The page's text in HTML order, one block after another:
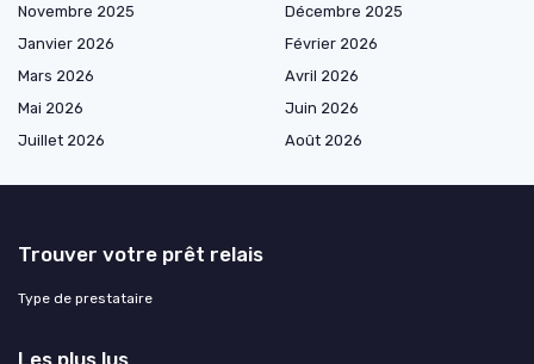
Novembre 2025
Décembre 2025
Janvier 2026
Février 2026
Mars 2026
Avril 2026
Mai 2026
Juin 2026
Juillet 2026
Août 2026
Trouver votre prêt relais
Type de prestataire
Les plus lus